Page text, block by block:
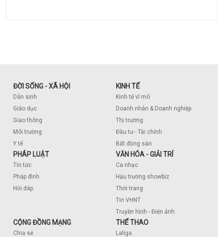
ĐỜI SỐNG - XÃ HỘI
Dân sinh
Giáo dục
Giao thông
Môi trường
Y tế
KINH TẾ
Kinh tế vĩ mô
Doanh nhân & Doanh nghiệp
Thị trường
Đầu tư - Tài chính
Bất động sản
PHÁP LUẬT
Tin tức
Pháp đình
Hỏi đáp
VĂN HÓA - GIẢI TRÍ
Ca nhạc
Hậu trường showbiz
Thời trang
Tin VHNT
Truyền hình - Điện ảnh
CỘNG ĐỒNG MẠNG
Chia sẻ
THỂ THAO
Laliga